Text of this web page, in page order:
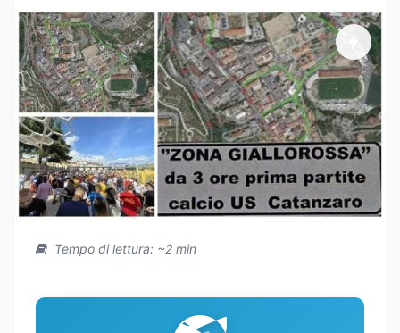
Tempo di lettura: ~2 min